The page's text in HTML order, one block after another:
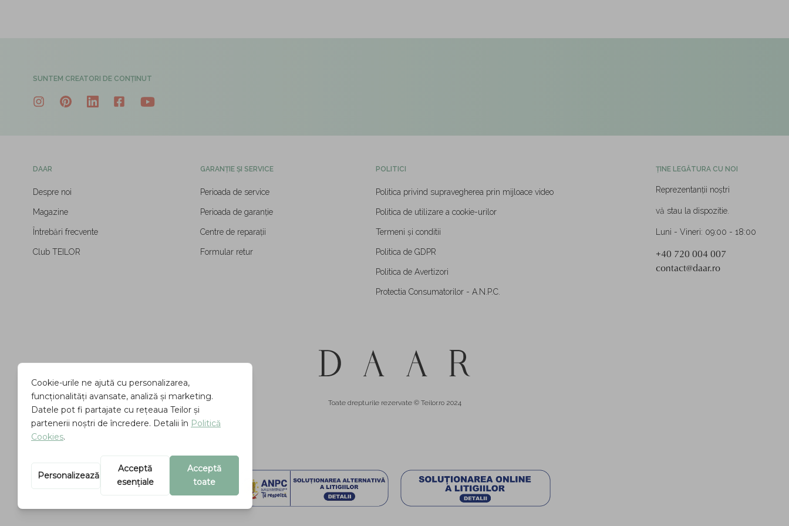
SUNTEM CREATORI DE CONȚINUT
DAAR
Despre noi
Magazine
Întrebări frecvente
Club TEILOR
GARANȚIE ȘI SERVICE
Perioada de service
Perioada de garanție
Centre de reparații
Formular retur
POLITICI
Politica privind supravegherea prin mijloace video
Politica de utilizare a cookie-urilor
Termeni și conditii
Politica de GDPR
Politica de Avertizori
Protectia Consumatorilor - A.N.P.C.
ȚINE LEGĂTURA CU NOI
Reprezentanții noștri
vă stau la dispozitie.
Luni - Vineri: 09:00 - 18:00
+40 720 004 007
contact@daar.ro
Toate drepturile rezervate © Teilor.ro 2024